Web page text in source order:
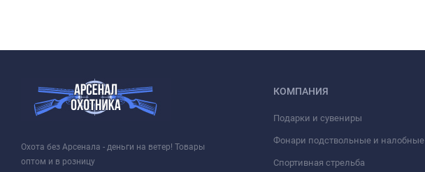
Охота без Арсенала - деньги на ветер! Товары
оптом и в розницу
КОМПАНИЯ
Подарки и сувениры
Фонари подствольные и налобные
Спортивная стрельба